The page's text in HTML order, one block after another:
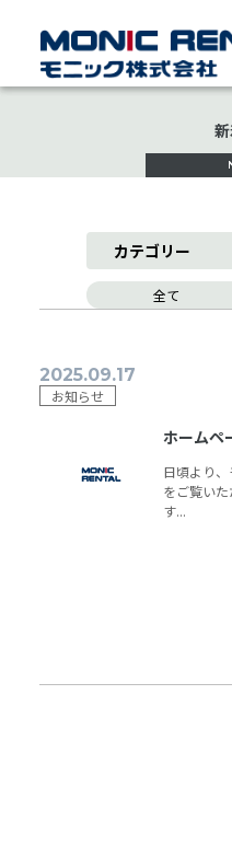
カテゴリー
全て
2025.09.17
お知らせ
ホームペ
日頃より
をご覧い
す...